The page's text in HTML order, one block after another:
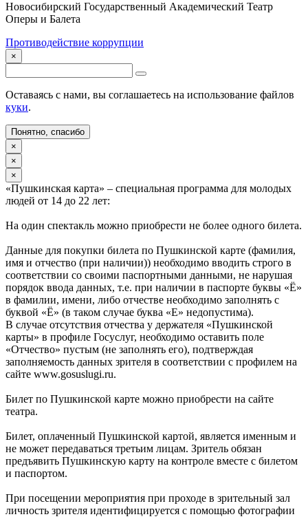
Новосибирский Государственный Академический Театр
Оперы и Балета
Противодействие коррупции
×
Оставаясь с нами, вы соглашаетесь на использование файлов
куки.
Понятно, спасибо
×
×
×
«Пушкинская карта» – специальная программа для молодых
людей от 14 до 22 лет:
На один спектакль можно приобрести не более одного билета.
Данные для покупки билета по Пушкинской карте (фамилия,
имя и отчество (при наличии)) необходимо вводить строго в
соответствии со своими паспортными данными, не нарушая
порядок ввода данных, т.е. при наличии в паспорте буквы «Ё»
в фамилии, имени, либо отчестве необходимо заполнять с
буквой «Ё» (в таком случае буква «Е» недопустима).
В случае отсутствия отчества у держателя «Пушкинской
карты» в профиле Госуслуг, необходимо оставить поле
«Отчество» пустым (не заполнять его), подтверждая
заполняемость данных зрителя в соответствии с профилем на
сайте www.gosuslugi.ru.
Билет по Пушкинской карте можно приобрести на сайте
театра.
Билет, оплаченный Пушкинской картой, является именным и
не может передаваться третьим лицам. Зритель обязан
предъявить Пушкинскую карту на контроле вместе с билетом
и паспортом.
При посещении мероприятия при проходе в зрительный зал
личность зрителя идентифицируется с помощью фотографии